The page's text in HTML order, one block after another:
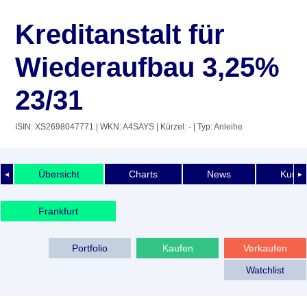
Kreditanstalt für
Wiederaufbau 3,25%
23/31
ISIN: XS2698047771 | WKN: A4SAYS | Kürzel: - | Typ: Anleihe
◄ ►
Übersicht Charts News
Frankfurt
Verkaufen
Kaufen
Portfolio
Watchlist